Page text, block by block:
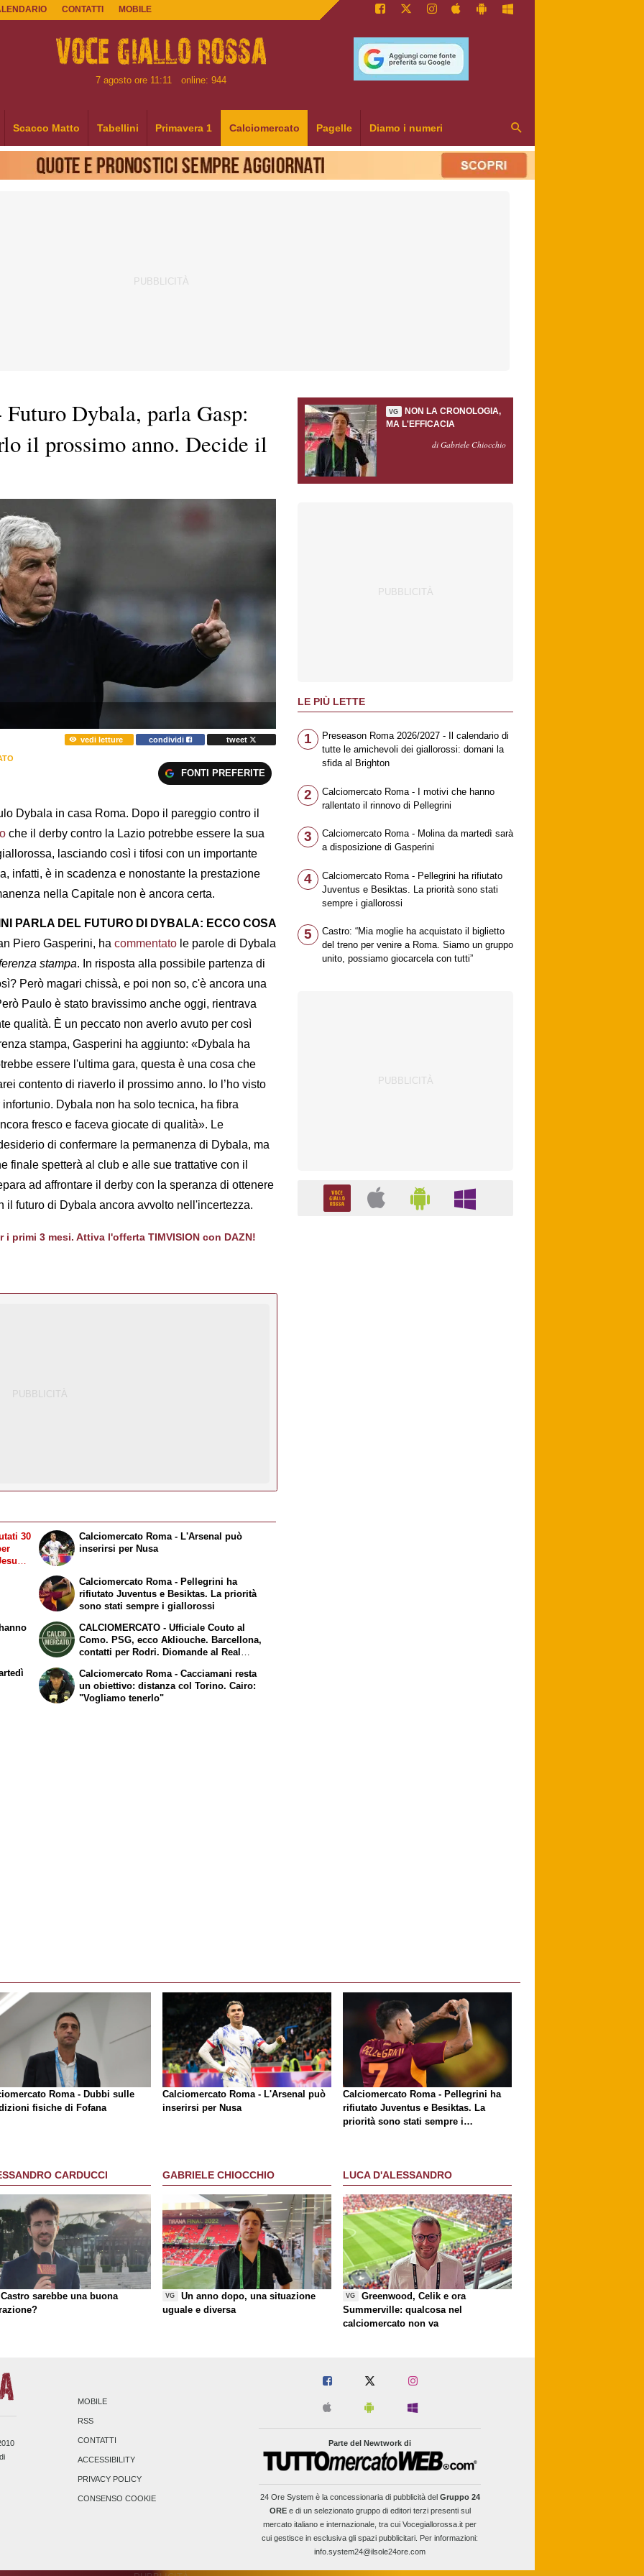
CONTATTI MOBILE
7 agosto ore 11:11 online: 944
Scacco Matto Tabellini Primavera 1 Calciomercato Pagelle Diamo i numeri
Dybala, parla Gasp:
il prossimo anno. Decide il
vedi letture condividi tweet
FONTI PREFERITE
Dybala in casa Roma. Dopo il pareggio contro il
che il derby contro la Lazio potrebbe essere la sua
lasciando così i tifosi con un importante
infatti, è in scadenza e nonostante la prestazione
nella Capitale non è ancora certa.
PARLA DEL FUTURO DI DYBALA: ECCO COSA
Piero Gasperini, ha commentato le parole di Dybala
stampa. In risposta alla possibile partenza di
Però magari chissà, e poi non so, c'è ancora una
Paulo è stato bravissimo anche oggi, rientrava
qualità. È un peccato non averlo avuto per così
stampa, Gasperini ha aggiunto: «Dybala ha
essere l'ultima gara, questa è una cosa che
contento di riaverlo il prossimo anno. Io l’ho visto
Dybala non ha solo tecnica, ha fibra
fresco e faceva giocate di qualità». Le
di confermare la permanenza di Dybala, ma
finale spetterà al club e alle sue trattative con il
ad affrontare il derby con la speranza di ottenere
il futuro di Dybala ancora avvolto nell'incertezza.
i primi 3 mesi. Attiva l'offerta TIMVISION con DAZN!
30
Calciomercato Roma - L'Arsenal può
inserirsi per Nusa
Calciomercato Roma - Pellegrini ha
rifiutato Juventus e Besiktas. La priorità
sono stati sempre i giallorossi
CALCIOMERCATO - Ufficiale Couto al
Como. PSG, ecco Akliouche. Barcellona,
contatti per Rodri. Diomande al Real
a Firenze
Calciomercato Roma - Cacciamani resta
un obiettivo: distanza col Torino. Cairo:
"Vogliamo tenerlo"
VG
NON LA CRONOLOGIA,
MA L'EFFICACIA
di Gabriele Chiocchio
LE PIÙ LETTE
1
Preseason Roma 2026/2027 - Il calendario di
tutte le amichevoli dei giallorossi: domani la
sfida al Brighton
2
Calciomercato Roma - I motivi che hanno
rallentato il rinnovo di Pellegrini
3
Calciomercato Roma - Molina da martedì sarà
a disposizione di Gasperini
4
Calciomercato Roma - Pellegrini ha rifiutato
Juventus e Besiktas. La priorità sono stati
sempre i giallorossi
5
Castro: “Mia moglie ha acquistato il biglietto
del treno per venire a Roma. Siamo un gruppo
unito, possiamo giocarcela con tutti”
Roma - Dubbi sulle
fisiche di Fofana
Calciomercato Roma - L'Arsenal può
inserirsi per Nusa
Calciomercato Roma - Pellegrini ha
rifiutato Juventus e Besiktas. La
priorità sono stati sempre i
CARDUCCI
Castro sarebbe una buona
GABRIELE CHIOCCHIO
VG
Un anno dopo, una situazione
uguale e diversa
LUCA D'ALESSANDRO
VG
Greenwood, Celik e ora
Summerville: qualcosa nel
calciomercato non va
MOBILE
RSS
CONTATTI
ACCESSIBILITY
PRIVACY POLICY
CONSENSO COOKIE
Parte del Newtwork di
24 Ore Systemè la concessionaria di pubblicità del Gruppo 24
OREe di un selezionato gruppo di editori terzi presenti sul
mercato italiano e internazionale, tra cui Vocegiallorossa.it per
cui gestisce in esclusiva gli spazi pubblicitari. Per informazioni:
info.system24@ilsole24ore.com